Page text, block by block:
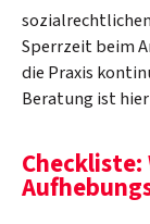
Sperrzeit beim
die Praxis
Beratung ist
Checkliste: